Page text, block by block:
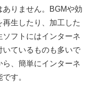
りません。BGMや効
生したり、加工した
ソフトにはインターネ
いているものも多いで
、簡単にインターネ
す。